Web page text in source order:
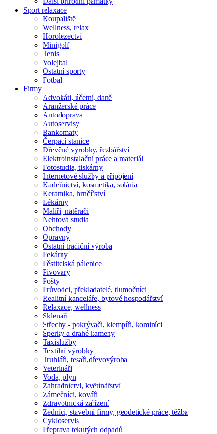
Sport relaxace
Koupaliště
Wellness, relax
Horolezectví
Minigolf
Tenis
Volejbal
Ostatní sporty
Fotbal
Firmy
Advokáti, účetní, daně
Aranžerské práce
Autodoprava
Autoservisy
Bankomaty
Čerpací stanice
Dřevěné výrobky, řezbářství
Elektroinstalační práce a materiál
Fotostudia, tiskárny
Internetové služby a připojení
Kadeřnictví, kosmetika, solária
Keramika, hrnčířství
Lékárny
Malíři, natěrači
Nehtová studia
Obchody
Opravny
Ostatní tradiční výroba
Pekárny
Pěstitelská pálenice
Pivovary
Pošty
Průvodci, překladatelé, tlumočníci
Realitní kanceláře, bytové hospodářství
Relaxace, wellness
Sklenáři
Střechy - pokrývači, klempíři, kominíci
Šperky a drahé kameny
Taxislužby
Textilní výrobky
Truhláři, tesaři,dřevovýroba
Veterináři
Voda, plyn
Zahradnictví, květinářství
Zámečníci, kováři
Zdravotnická zařízení
Zedníci, stavební firmy, geodetické práce, těžba
Cykloservis
Přeprava tekutých odpadů